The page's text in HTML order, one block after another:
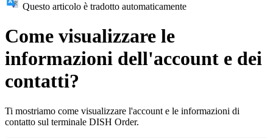
Questo articolo è tradotto automaticamente
Come visualizzare le
informazioni dell'account e dei
contatti?
Ti mostriamo come visualizzare l'account e le informazioni di
contatto sul terminale DISH Order.